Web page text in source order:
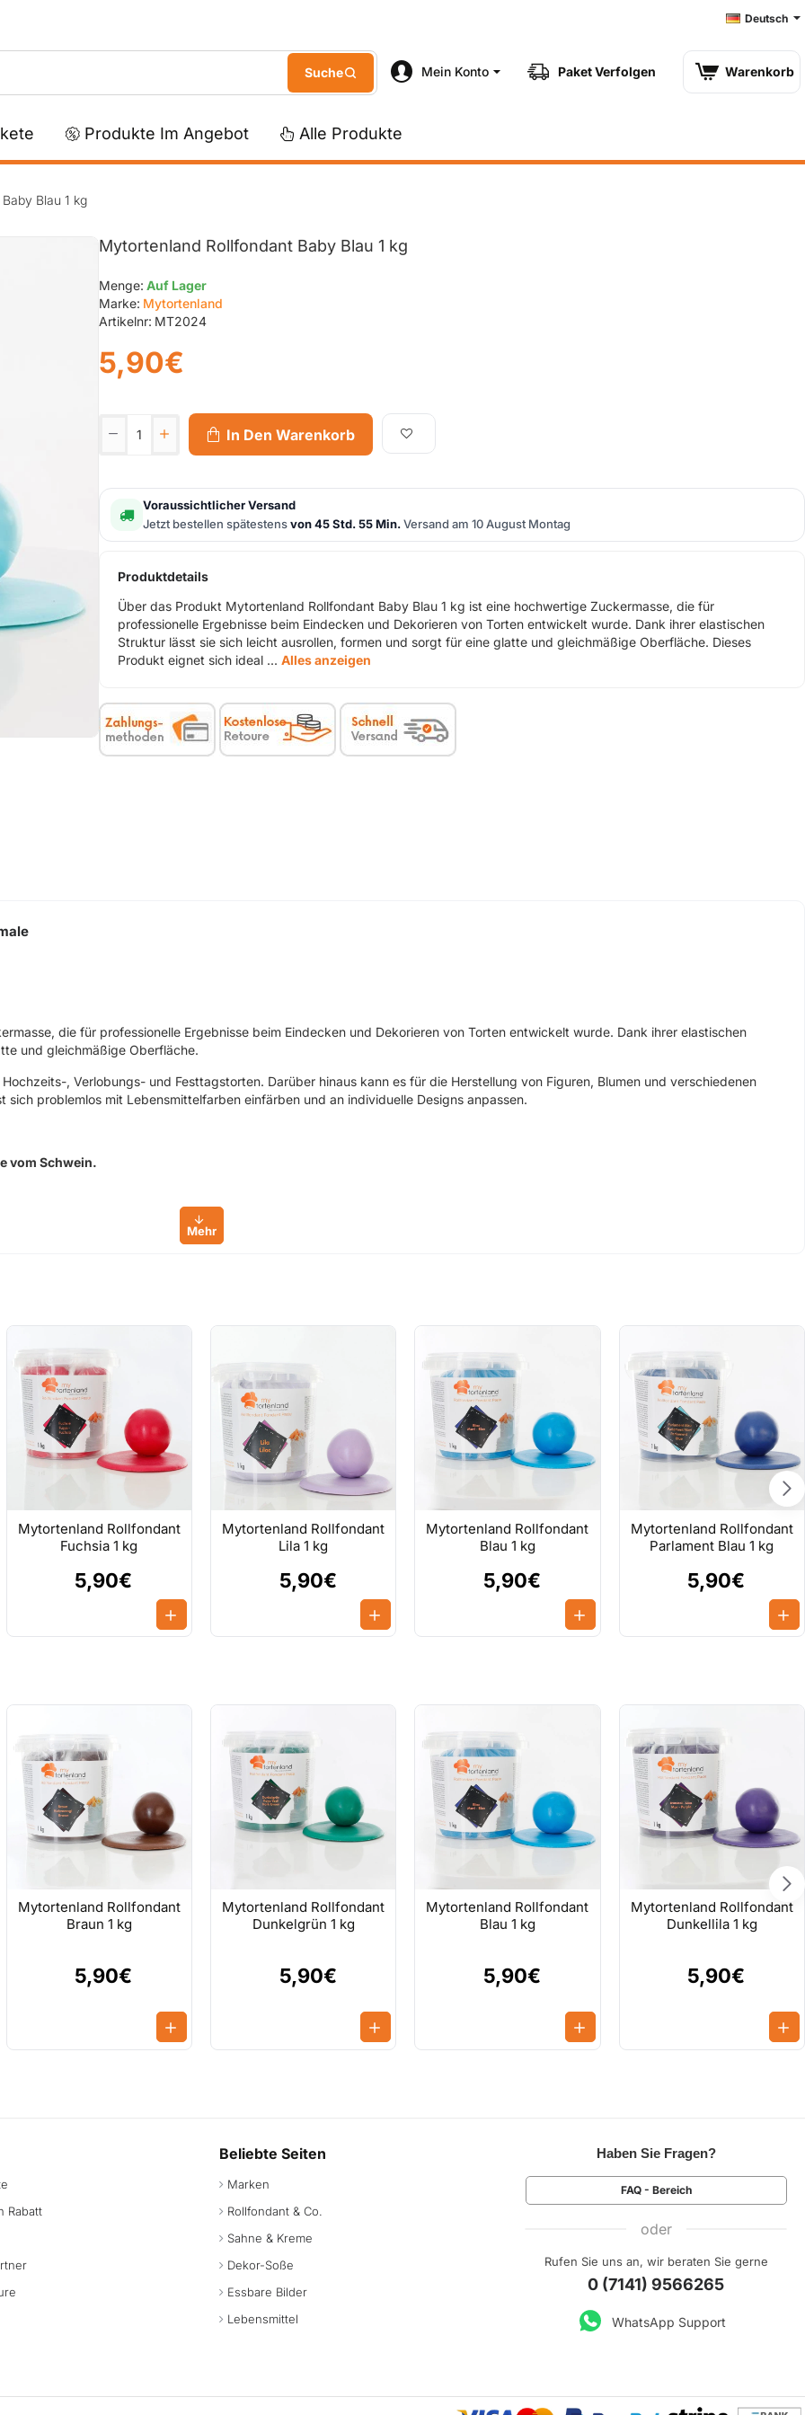
Deutsch
Mein Konto Paket Verfolgen Warenkorb
Produkte Im Angebot Alle Produkte
Blau 1 kg
Mytortenland Rollfondant Baby Blau 1 kg
Menge: Auf Lager
Marke: Mytortenland
Artikelnr: MT2024
5,90€
In Den Warenkorb
Voraussichtlicher Versand
Jetzt bestellen spätestensvon 45 Std. 55 Min.Versand am 10 August Montag
Produktdetails
Über das Produkt Mytortenland Rollfondant Baby Blau 1 kg ist eine hochwertige Zuckermasse, die für
professionelle Ergebnisse beim Eindecken und Dekorieren von Torten entwickelt wurde. Dank ihrer elastischen
Struktur lässt sie sich leicht ausrollen, formen und sorgt für eine glatte und gleichmäßige Oberfläche. Dieses
Produkt eignet sich ideal ... Alles anzeigen
die für professionelle Ergebnisse beim Eindecken und Dekorieren von Torten entwickelt wurde. Dank ihrer elastischen
und gleichmäßige Oberfläche.
, Verlobungs- und Festtagstorten. Darüber hinaus kann es für die Herstellung von Figuren, Blumen und verschiedenen
problemlos mit Lebensmittelfarben einfärben und an individuelle Designs anpassen.
vom Schwein.
und vor Feuchtigkeit geschützt lagern. Nach
in der Originalverpackung gut verschlossen
Mytortenland Rollfondant
Fuchsia 1 kg
5,90€
Mytortenland Rollfondant
Lila 1 kg
5,90€
Mytortenland Rollfondant
Blau 1 kg
5,90€
Mytortenland Rollfondant
Parlament Blau 1 kg
5,90€
Mytortenland Rollfondant
Braun 1 kg
5,90€
Mytortenland Rollfondant
Dunkelgrün 1 kg
5,90€
Mytortenland Rollfondant
Blau 1 kg
5,90€
Mytortenland Rollfondant
Dunkellila 1 kg
5,90€
Rabatt
Beliebte Seiten
Marken
Rollfondant & Co.
Sahne & Kreme
Dekor-Soße
Essbare Bilder
Lebensmittel
Haben Sie Fragen?
FAQ - Bereich
oder
Rufen Sie uns an, wir beraten Sie gerne
0 (7141) 9566265
WhatsApp Support